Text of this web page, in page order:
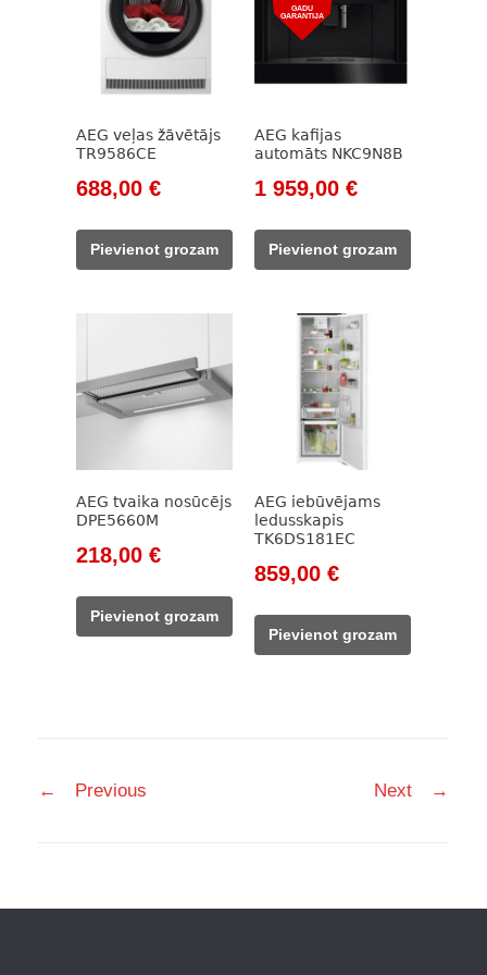
AEG veļas žāvētājs
TR9586CE
Original
was:
928,00 €.
688,00 €Current
688,00 €.
Pievienot grozam
GADU
GARANTIJA
AEG kafijas
automāts NKC9N8B
Original
was:
2
1 959,00 €Current
Pievienot grozam
AEG tvaika nosūcējs
DPE5660M
Original
was:
314,00 €.
218,00 €Current
218,00 €.
Pievienot grozam
AEG iebūvējams
ledusskapis
TK6DS181EC
Original
was:
1
859,00 €Current
859,00 €.
Pievienot grozam
navigation
← Previous Next →